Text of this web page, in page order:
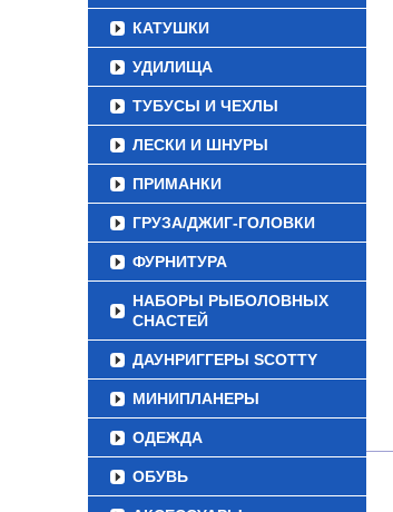
КАТУШКИ
УДИЛИЩА
ТУБУСЫ И ЧЕХЛЫ
ЛЕСКИ И ШНУРЫ
ПРИМАНКИ
ГРУЗА/ДЖИГ-ГОЛОВКИ
ФУРНИТУРА
НАБОРЫ РЫБОЛОВНЫХ
СНАСТЕЙ
ДАУНРИГГЕРЫ SCOTTY
МИНИПЛАНЕРЫ
ОДЕЖДА
ОБУВЬ